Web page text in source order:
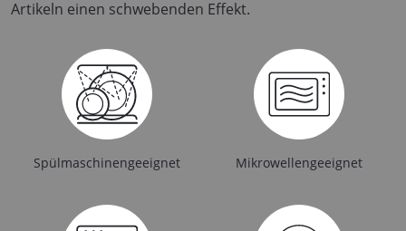
Artikeln einen schwebenden Effekt.
Spülmaschinengeeignet Mikrowellengeeignet